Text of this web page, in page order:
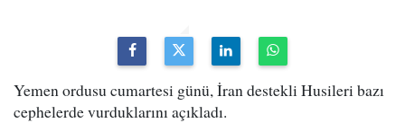
Yemen ordusu cumartesi günü, İran destekli Husileri bazı
cephelerde vurduklarını açıkladı.